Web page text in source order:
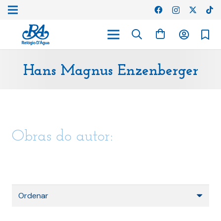
Hans Magnus Enzenberger
Obras do autor: